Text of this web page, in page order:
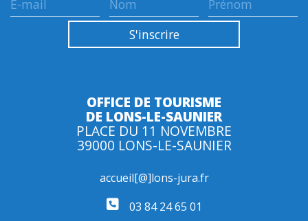
OFFICE DE TOURISME
DE LONS-LE-SAUNIER
PLACE DU 11 NOVEMBRE
39000 LONS-LE-SAUNIER
accueil[@]lons-jura.fr
03 84 24 65 01